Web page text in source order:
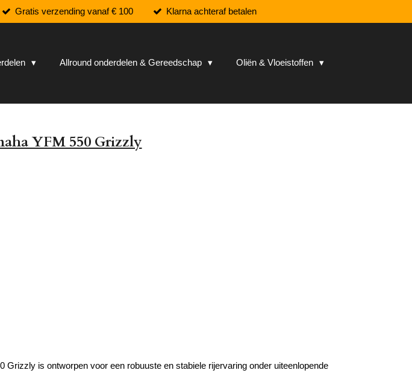
Gratis verzending vanaf € 100 Klarna achteraf betalen
Allround onderdelen & Gereedschap
Oliën & Vloeistoffen
YFM 550 Grizzly
Grizzly is ontworpen voor een robuuste en stabiele rijervaring onder uiteenlopende